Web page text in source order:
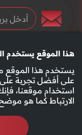
هذا الموقع يستخدم
يستخدم هذا الموقع
على أفضل تجربة
استخدام موقعنا،
الارتباط كما هوسياسة